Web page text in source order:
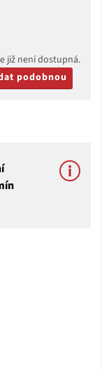
již není dostupná.
podobnou